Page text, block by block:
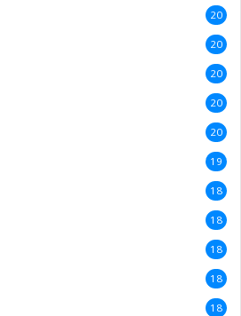
20
20
20
20
20
19
18
18
18
18
18